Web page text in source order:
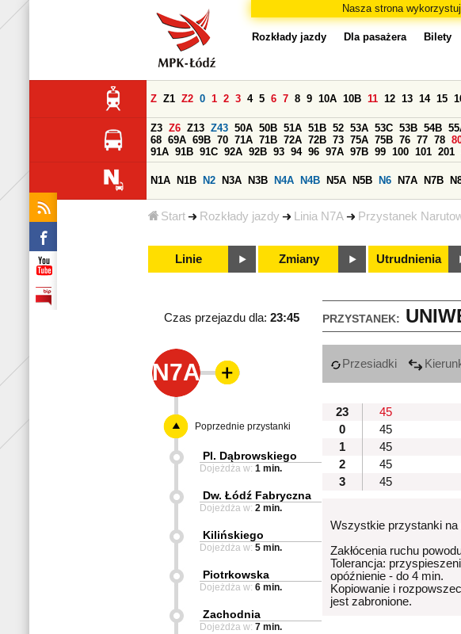
Nasza strona
Start Rozkłady jazdy Linia N7A Przystanek
Rozkłady jazdy Dla pasażera Bilety
Z Z1 Z2 0 1 2 3 4 5 6 7 8 9 10A 10B 11 12 13 14 15
Z3 Z6 Z13 Z43 50A 50B 51A 51B 52 53A 53C 53B 54B
68 69A 69B 70 71A 71B 72A 72B 73 75A 75B 76 77 78
91A 91B 91C 92A 92B 93 94 96 97A 97B 99 100 101 201
N1A N1B N2 N3A N3B N4A N4B N5A N5B N6 N7A N7B
Linie Zmiany Utrudnienia
PRZYSTANEK:
Czas przejazdu dla: 23:45
N7A Przesiadki
23
45
0
45
1
45
2
45
3
45
Wszystkie przystanki na
Zakłócenia ruchu
Tolerancja:
opóźnienie - do 4 min.
Kopiowanie i
jest zabronione.
Poprzednie przystanki
Pl. Dąbrowskiego
Dojeżdża w: 1 min.
Dw. Łódź Fabryczna
Dojeżdża w: 2 min.
Kilińskiego
Dojeżdża w: 5 min.
Piotrkowska
Dojeżdża w: 6 min.
Zachodnia
Dojeżdża w: 7 min.